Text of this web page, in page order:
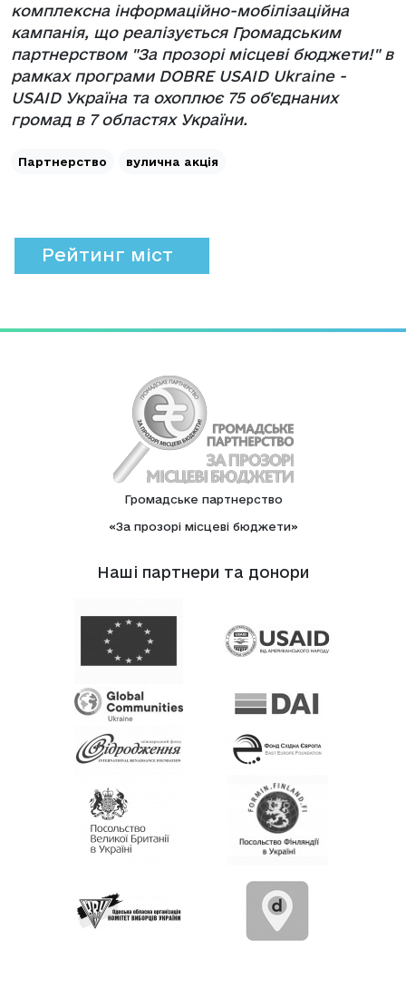
комплексна інформаційно-мобілізаційна
кампанія, що реалізується Громадським
партнерством "За прозорі місцеві бюджети!" в
рамках програми DOBRE USAID Ukraine -
USAID Україна та охоплює 75 об'єднаних
громад в 7 областях України.
Партнерство вулична акція
Рейтинг міст
Громадське партнерство
«За прозорі місцеві бюджети»
Нашi партнери та донори